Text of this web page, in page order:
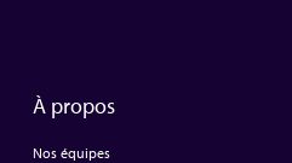
À propos
Nos équipes